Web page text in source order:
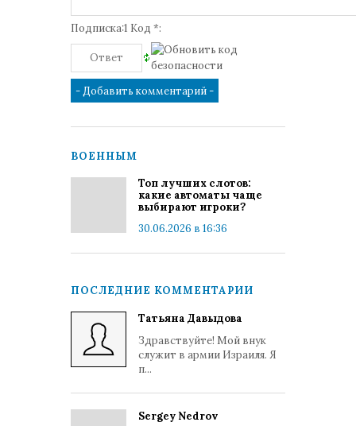
Подписка:1 Код *:
ВОЕННЫМ
Топ лучших слотов:
какие автоматы чаще
выбирают игроки?
30.06.2026 в 16:36
ПОСЛЕДНИЕ КОММЕНТАРИИ
Татьяна Давыдова
Здравствуйте! Мой внук
служит в армии Израиля. Я
п...
Sergey Nedrov